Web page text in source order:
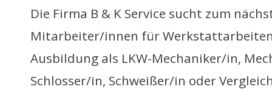
Die Firma B & K Service sucht zum
Mitarbeiter/innen für
Ausbildung als LKW-Mechaniker/in,
Schlosser/in, Schweißer/in oder